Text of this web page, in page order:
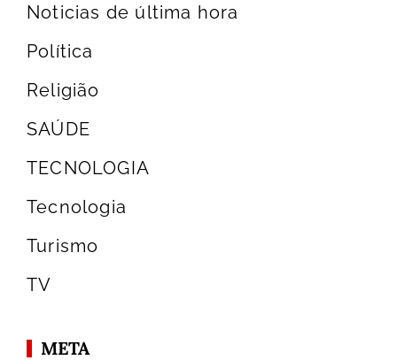
Noticias de última hora
Política
Religião
SAÚDE
TECNOLOGIA
Tecnologia
Turismo
TV
META